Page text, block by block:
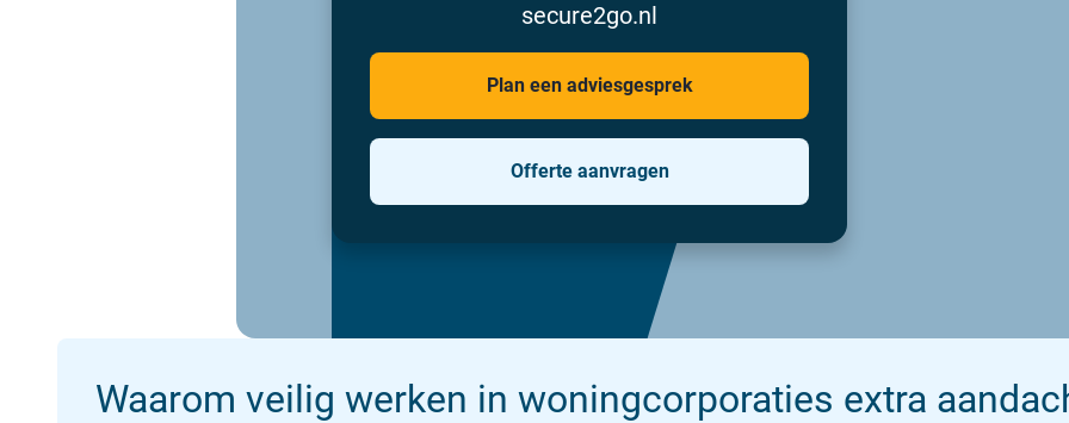
secure2go.nl
Plan een adviesgesprek
Offerte aanvragen
Waarom veilig werken in woningcorporaties extra